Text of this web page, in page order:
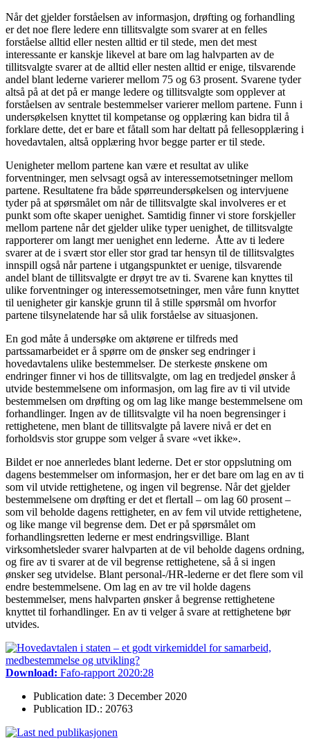
Når det gjelder forståelsen av informasjon, drøfting og forhandling
er det noe flere ledere enn tillitsvalgte som svarer at en felles
forståelse alltid eller nesten alltid er til stede, men det mest
interessante er kanskje likevel at bare om lag halvparten av de
tillitsvalgte svarer at de alltid eller nesten alltid er enige, tilsvarende
andel blant lederne varierer mellom 75 og 63 prosent. Svarene tyder
altså på at det på er mange ledere og tillitsvalgte som opplever at
forståelsen av sentrale bestemmelser varierer mellom partene. Funn i
undersøkelsen knyttet til kompetanse og opplæring kan bidra til å
forklare dette, det er bare et fåtall som har deltatt på fellesopplæring i
hovedavtalen, altså opplæring hvor begge parter er til stede.
Uenigheter mellom partene kan være et resultat av ulike
forventninger, men selvsagt også av interessemotsetninger mellom
partene. Resultatene fra både spørreundersøkelsen og intervjuene
tyder på at spørsmålet om når de tillitsvalgte skal involveres er et
punkt som ofte skaper uenighet. Samtidig finner vi store forskjeller
mellom partene når det gjelder ulike typer uenighet, de tillitsvalgte
rapporterer om langt mer uenighet enn lederne. Åtte av ti ledere
svarer at de i svært stor eller stor grad tar hensyn til de tillitsvalgtes
innspill også når partene i utgangspunktet er uenige, tilsvarende
andel blant de tillitsvalgte er drøyt tre av ti. Svarene kan knyttes til
ulike forventninger og interessemotsetninger, men våre funn knyttet
til uenigheter gir kanskje grunn til å stille spørsmål om hvorfor
partene tilsynelatende har så ulik forståelse av situasjonen.
En god måte å undersøke om aktørene er tilfreds med
partssamarbeidet er å spørre om de ønsker seg endringer i
hovedavtalens ulike bestemmelser. De sterkeste ønskene om
endringer finner vi hos de tillitsvalgte, om lag en tredjedel ønsker å
utvide bestemmelsene om informasjon, om lag fire av ti vil utvide
bestemmelsen om drøfting og om lag like mange bestemmelsene om
forhandlinger. Ingen av de tillitsvalgte vil ha noen begrensinger i
rettighetene, men blant de tillitsvalgte på lavere nivå er det en
forholdsvis stor gruppe som velger å svare «vet ikke».
Bildet er noe annerledes blant lederne. Det er stor oppslutning om
dagens bestemmelser om informasjon, her er det bare om lag en av ti
som vil utvide rettighetene, og ingen vil begrense. Når det gjelder
bestemmelsene om drøfting er det et flertall – om lag 60 prosent –
som vil beholde dagens rettigheter, en av fem vil utvide rettighetene,
og like mange vil begrense dem. Det er på spørsmålet om
forhandlingsretten lederne er mest endringsvillige. Blant
virksomhetsleder svarer halvparten at de vil beholde dagens ordning,
og fire av ti svarer at de vil begrense rettighetene, så å si ingen
ønsker seg utvidelse. Blant personal-/HR-lederne er det flere som vil
endre bestemmelsene. Om lag en av tre vil holde dagens
bestemmelser, mens halvparten ønsker å begrense rettighetene
knyttet til forhandlinger. En av ti velger å svare at rettighetene bør
utvides.
Download: Fafo-rapport 2020:28
Publication date: 3 December 2020
Publication ID.: 20763